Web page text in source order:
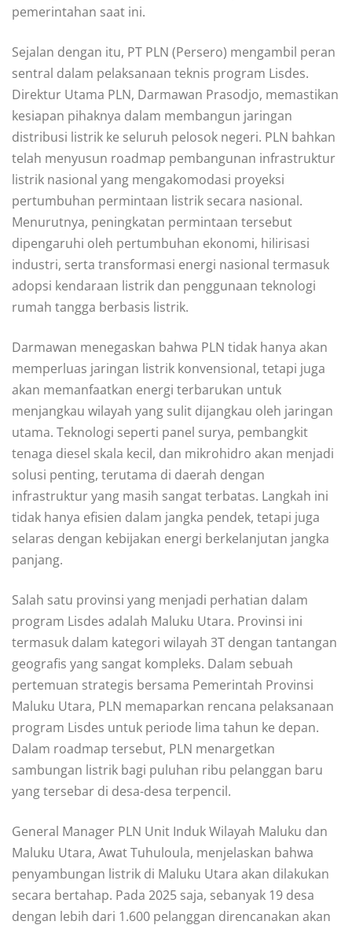
pemerintahan saat ini.
Sejalan dengan itu, PT PLN (Persero) mengambil peran
sentral dalam pelaksanaan teknis program Lisdes.
Direktur Utama PLN, Darmawan Prasodjo, memastikan
kesiapan pihaknya dalam membangun jaringan
distribusi listrik ke seluruh pelosok negeri. PLN bahkan
telah menyusun roadmap pembangunan infrastruktur
listrik nasional yang mengakomodasi proyeksi
pertumbuhan permintaan listrik secara nasional.
Menurutnya, peningkatan permintaan tersebut
dipengaruhi oleh pertumbuhan ekonomi, hilirisasi
industri, serta transformasi energi nasional termasuk
adopsi kendaraan listrik dan penggunaan teknologi
rumah tangga berbasis listrik.
Darmawan menegaskan bahwa PLN tidak hanya akan
memperluas jaringan listrik konvensional, tetapi juga
akan memanfaatkan energi terbarukan untuk
menjangkau wilayah yang sulit dijangkau oleh jaringan
utama. Teknologi seperti panel surya, pembangkit
tenaga diesel skala kecil, dan mikrohidro akan menjadi
solusi penting, terutama di daerah dengan
infrastruktur yang masih sangat terbatas. Langkah ini
tidak hanya efisien dalam jangka pendek, tetapi juga
selaras dengan kebijakan energi berkelanjutan jangka
panjang.
Salah satu provinsi yang menjadi perhatian dalam
program Lisdes adalah Maluku Utara. Provinsi ini
termasuk dalam kategori wilayah 3T dengan tantangan
geografis yang sangat kompleks. Dalam sebuah
pertemuan strategis bersama Pemerintah Provinsi
Maluku Utara, PLN memaparkan rencana pelaksanaan
program Lisdes untuk periode lima tahun ke depan.
Dalam roadmap tersebut, PLN menargetkan
sambungan listrik bagi puluhan ribu pelanggan baru
yang tersebar di desa-desa terpencil.
General Manager PLN Unit Induk Wilayah Maluku dan
Maluku Utara, Awat Tuhuloula, menjelaskan bahwa
penyambungan listrik di Maluku Utara akan dilakukan
secara bertahap. Pada 2025 saja, sebanyak 19 desa
dengan lebih dari 1.600 pelanggan direncanakan akan